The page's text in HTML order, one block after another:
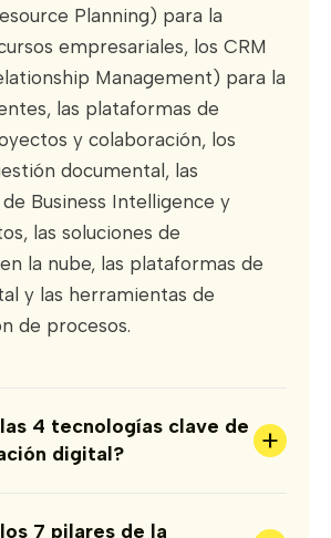
Planning) para la
empresariales, los CRM
Management) para la
las plataformas de
y colaboración, los
documental, las
Business Intelligence y
las soluciones de
la nube, las plataformas de
y las herramientas de
de procesos.
4 tecnologías clave de
digital?
+
7 pilares de la